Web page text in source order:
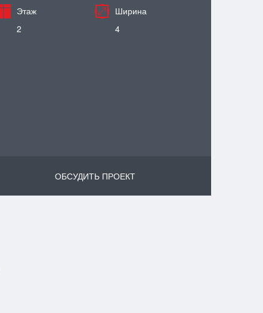
Этаж
2
Ширина
4
ОБСУДИТЬ ПРОЕКТ